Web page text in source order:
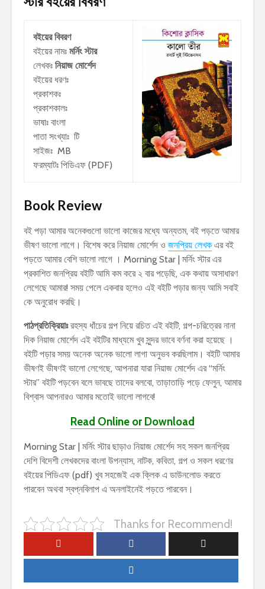
বইয়ের বিবরণ
বইয়ের নামঃ মর্নিং স্টার
লেখকঃ নিয়াজ মোর্শেদ
বইয়ের ধরণঃ
প্রকাশকঃ
প্রকাশকালঃ
ভাষাঃ বাংলা
পাতা সংখ্যাঃ টি
সাইজঃ MB
ফরম্যাটঃ পিডিএফ (PDF)
Book Review
বই পড়া আমার অনেকগুলো ভালো কাজের মধ্যে অন্যতম, বই পড়তে আমার
ভীষণ ভালো লাগে। বিশেষ করে নিয়াজ মোর্শেদ ও জনপ্রিয় লেখক এর বই
পড়তে আমার বেশি ভালো লাগে । Morning Star | মর্নিং স্টার এর
প্রকাশিত জনপ্রিয় বইটি আমি কম করে ২ বার পড়েছি, এক কথায় অসাধারণ
লেগেছে আমার! সময় পেলে একবার হলেও এই বইটি পড়ার জন্য আমি সবাই
কে অনুরোধ করছি।
পাঠপ্রতিক্রিয়াঃরহস্য ধাঁচের গল্প নিয়ে রচিত এই বইটি, গল্প-চরিত্রের নানা
দিক নিয়াজ মোর্শেদ এই বইটির মাধ্যমে খুব সুন্দর ভাবে বর্ণনা করা হয়েছে ।
বইটি পড়ার সময় অনেক অনেক ভালো লাগা অনুভব করছিলাম। বইটি আমার
ভীষণই ভীষণই ভালো লেগেছে, আপনারা যারা নিয়াজ মোর্শেদ এর “মর্নিং
স্টার” বইটি পড়বেন বলে ভাবছে তাদের বলবো, তাড়াতাড়ি পড়ে ফেলুন, আমার
বিশ্বাস আপনারও আমার মতোই ভালো লাগবে!
Read Online or Download
Morning Star | মর্নিং স্টার ছাড়াও নিয়াজ মোর্শেদ সহ সকল জনপ্রিয়
দেশি বিদেশী লেখকদের বাংলা উপন্যাস, নাটক, কবিতা, গল্প ও সকল ধরণের
বইয়ের পিডিএফ (pdf) খুব সহজেই এক ক্লিক এ ডাউনলোড করতে
পারবেন অথবা স্বপ্নবিলাপ এ অনলাইনেই পড়তে পারবেন।
Thanks for Recommend!